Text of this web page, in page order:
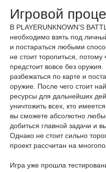
Игровой
В PLAYERUNKNOWN'S
необходимо взять под
и постараться любыми
не стоит торопиться,
предстоит вовсе без
разбежаться по карте и
оружие. После чего стоит
ресурсы для дальнейших
уничтожить всех, кто
вы сможете абсолютно
добиться главной задачи и
Однако не стоит сильно
проект рассчитан на
Игра уже прошла